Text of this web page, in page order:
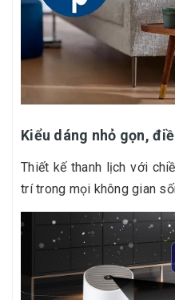
Kiểu dáng nhỏ gọn,
Thiết kế thanh lịch với
trí trong mọi không gian